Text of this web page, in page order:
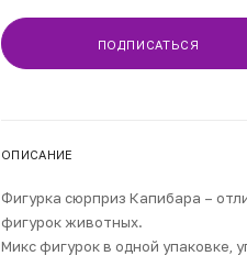
ПОДПИСАТЬСЯ
ОПИСАНИЕ
Фигурка сюрприз Капибара –
фигурок животных.
Микс фигурок в одной упаковке,